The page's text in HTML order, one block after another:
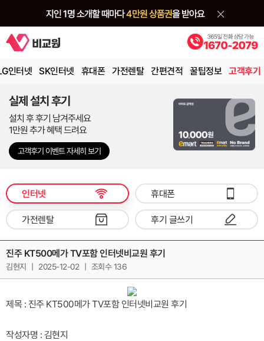
인터넷 SK인터넷 휴대폰 가전렌탈 간편견적 꿀팁정보 고객후기
실제 설치 후기
설치 후 후기 남겨주세요
1만원 추가 혜택 드려요
고객후기 이벤트 자세히 보기
인터넷 휴대폰
가전렌탈 후기 글쓰기
진주 KT500메가 TV포함 인터넷비교원 후기
김현지 2025-12-02 조회수 136
제목 : 진주 KT500메가 TV포함 인터넷비교원 후기
작성자명 : 김현지